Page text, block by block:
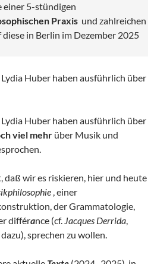
einer 5-stündigen
Praxis und zahlreichen
in Berlin im Dezember 2025
Huber haben ausführlich über
Huber haben ausführlich über
viel mehr über Musik und
daß wir es riskieren, hier und heute
, einer
der Grammatologie,
différance (cf. Jacques Derrida,
sprechen zu wollen.